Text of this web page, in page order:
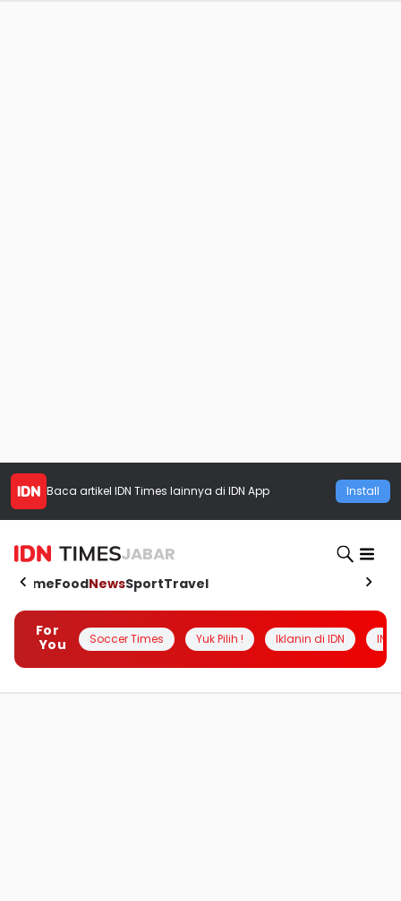
Baca artikel IDN Times lainnya di IDN App Install
JABAR
HomeFoodNewsSportTravel
For
You
Soccer Times Yuk Pilih ! Iklanin di IDN